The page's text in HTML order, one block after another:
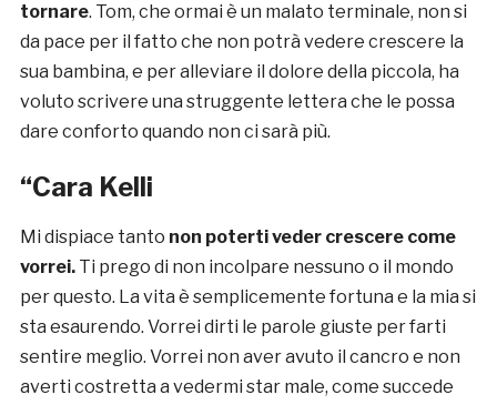
tornare. Tom, che ormai è un malato terminale, non si
da pace per il fatto che non potrà vedere crescere la
sua bambina, e per alleviare il dolore della piccola, ha
voluto scrivere una struggente lettera che le possa
dare conforto quando non ci sarà più.
“Cara Kelli
Mi dispiace tanto non poterti veder crescere come
vorrei.Ti prego di non incolpare nessuno o il mondo
per questo. La vita è semplicemente fortuna e la mia si
sta esaurendo. Vorrei dirti le parole giuste per farti
sentire meglio. Vorrei non aver avuto il cancro e non
averti costretta a vedermi star male, come succede